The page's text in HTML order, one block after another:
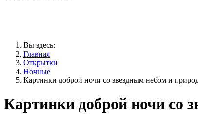
Вы здесь:
Главная
Открытки
Ночные
Картинки доброй ночи со звездным небом и
Картинки доброй ночи со